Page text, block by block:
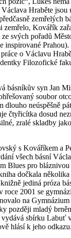
Hraběte jsou
zemřelých
zemřelo, Kovářík
svých pořadů
inspirované
práce o Václavu
Filozofické
básníkův syn Jan
soubor
dlouho neúspěšně
čtyřicítka dosud
zralé skladby
s Kováříkem a
všech básní
Blues pro
dočkala
jediná próza
roce 2001 se
na
později mladý
vydává sbírku Labuť
hlásí k jeho